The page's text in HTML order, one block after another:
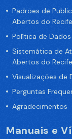
Padrões de
Abertos do Recife
Política de
Sistemática de
Abertos do Recife
Visualizações de
Perguntas
Agradecimentos
Manuais e